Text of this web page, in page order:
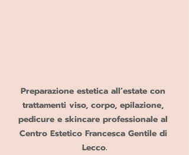
Preparazione estetica all’estate con
trattamenti viso, corpo, epilazione,
pedicure e skincare professionale al
Centro Estetico Francesca Gentile di
Lecco.